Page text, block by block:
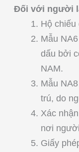
Đối với người
Hộ chiếu
Mẫu
dấu bởi
NAM.
Mẫu
trú, do
Xác
nơi
Giấy